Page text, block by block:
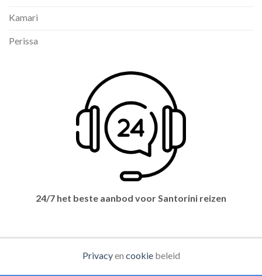
Kamari
Perissa
24/7 het beste aanbod voor Santorini reizen
Privacyen cookiebeleid